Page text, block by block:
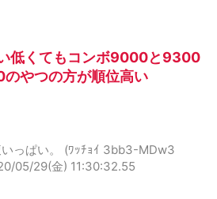
低くてもコンボ9000と9300
やつの方が順位高い
っぱい。 (ﾜｯﾁｮｲ 3bb3-MDw3
05/29(金) 11:30:32.55